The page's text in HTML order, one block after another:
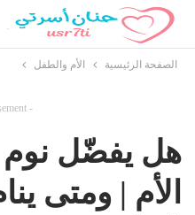
الصفحة الرئيسية الأم والطفل
-
هل يفضّل نوم
الأم | ومتى